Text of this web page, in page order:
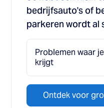
bedrijfsauto's of
parkeren wordt al
Problemen waar
krijgt
Ontdek voor